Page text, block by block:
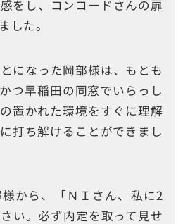
をし、コンコードさんの扉
した。
になった岡部様は、もとも
つ早稲田の同窓でいらっし
置かれた環境をすぐに理解
打ち解けることができまし
から、「ＮＩさん、私に2
い。必ず内定を取って見せ